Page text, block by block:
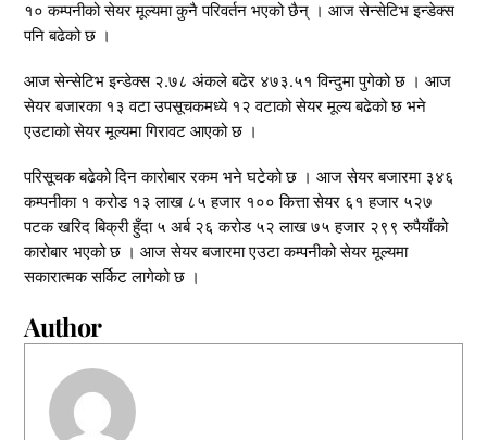
१० कम्पनीको सेयर मूल्यमा कुनै परिवर्तन भएको छैन् । आज सेन्सेटिभ इन्डेक्स
पनि बढेको छ ।
आज सेन्सेटिभ इन्डेक्स २.७८ अंकले बढेर ४७३.५१ विन्दुमा पुगेको छ । आज
सेयर बजारका १३ वटा उपसूचकमध्ये १२ वटाको सेयर मूल्य बढेको छ भने
एउटाको सेयर मूल्यमा गिरावट आएको छ ।
परिसूचक बढेको दिन कारोबार रकम भने घटेको छ । आज सेयर बजारमा ३४६
कम्पनीका १ करोड १३ लाख ८५ हजार १०० कित्ता सेयर ६१ हजार ५२७
पटक खरिद बिक्री हुँदा ५ अर्ब २६ करोड ५२ लाख ७५ हजार २९९ रुपैयाँको
कारोबार भएको छ । आज सेयर बजारमा एउटा कम्पनीको सेयर मूल्यमा
सकारात्मक सर्किट लागेको छ ।
Author